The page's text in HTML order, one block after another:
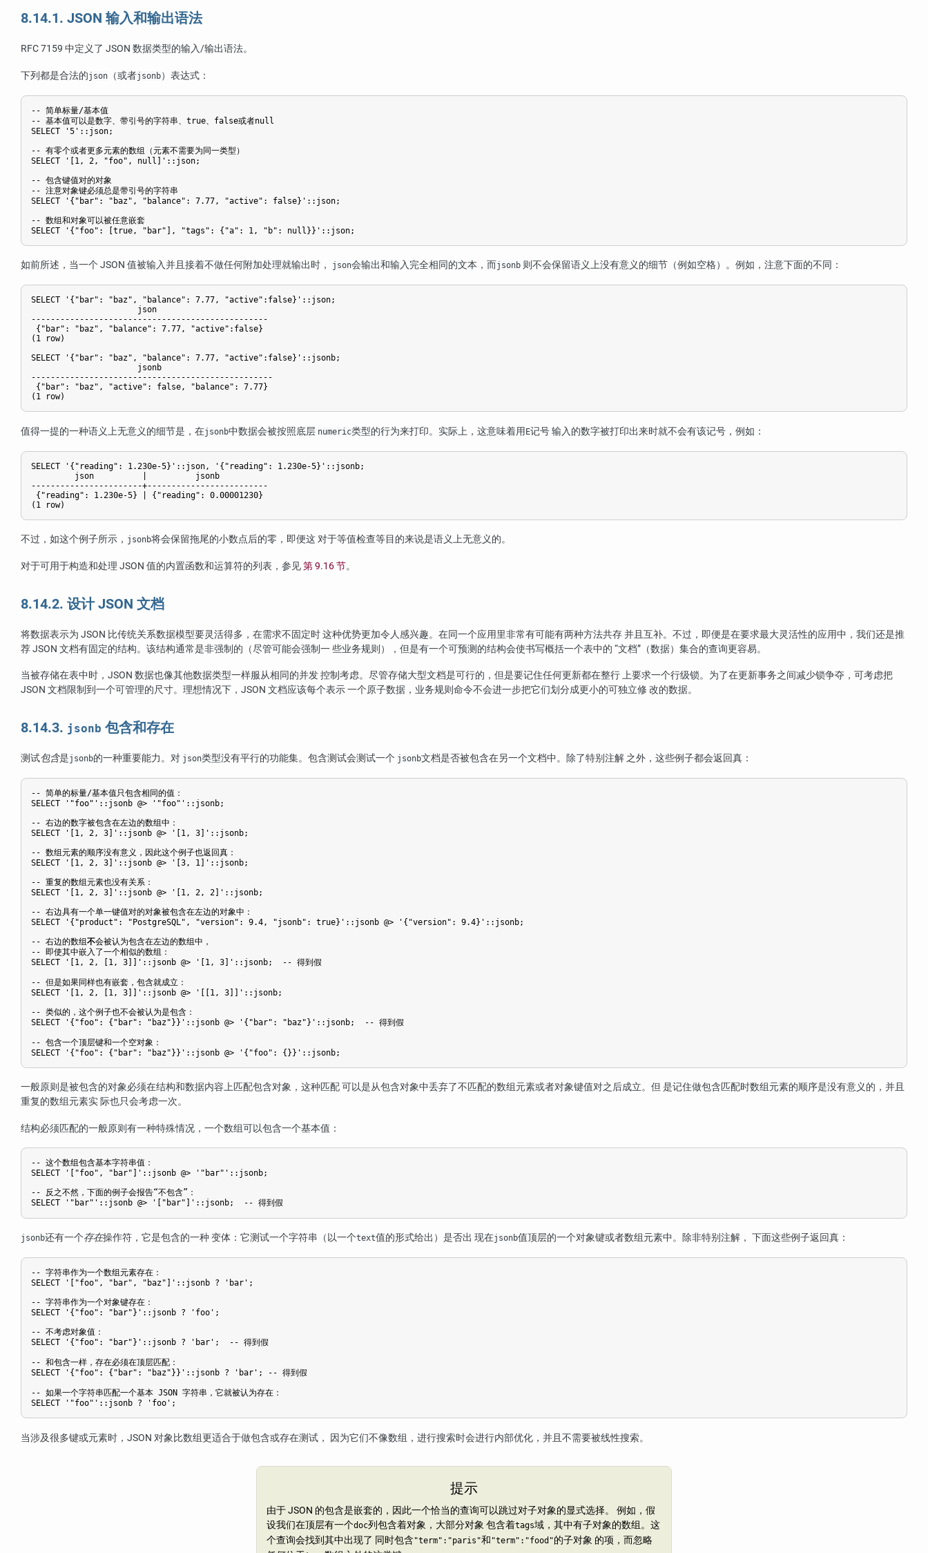
8.14.1. JSON 输入和输出语法
RFC7159 中定义了 JSON 数据类型的输入/输出语法。
下列都是合法的json （或者jsonb）表达式：
-- 简单标量/基本值
-- 基本值可以是数字、带引号的字符串、true、false或者null
SELECT '5'::json;
-- 有零个或者更多元素的数组（元素不需要为同一类型）
SELECT '[1, 2, "foo", null]'::json;
-- 包含键值对的对象
-- 注意对象键必须总是带引号的字符串
SELECT '{"bar": "baz", "balance": 7.77, "active": false}'::json;
-- 数组和对象可以被任意嵌套
如前所述，当一个 JSON 值被输入并且接着不做任何附加处理就输出时， json会输出和输入完全相同的文本，而jsonb 则不会保留语义上没有意义的细节（例如空格）。例如，注意下面的不同：
SELECT '{"bar": "baz", "balance": 7.77, "active":false}'::json;
                      json
-------------------------------------------------
{"bar": "baz", "balance": 7.77, "active":false}
(1 row)
SELECT '{"bar": "baz", "balance": 7.77, "active":false}'::jsonb;
                      jsonb
--------------------------------------------------
{"bar": "baz", "active": false, "balance": 7.77}
值得一提的一种语义上无意义的细节是，在jsonb中数据会被按照底层 numeric类型的行为来打印。实际上，这意味着用 E记号 输入的数字被打印出来时就不会有该记号，例如：
SELECT '{"reading": 1.230e-5}'::json, '{"reading": 1.230e-5}'::jsonb;
         json          |          jsonb
-----------------------+-------------------------
{"reading": 1.230e-5} | {"reading": 0.00001230}
不过，如这个例子所示， jsonb将会保留拖尾的小数点后的零，即便这 对于等值检查等目的来说是语义上无意义的。
对于可用于构造和处理 JSON 值的内置函数和运算符的列表，参见第 9.16 节。
8.14.2. 设计 JSON 文档
将数据表示为 JSON 比传统关系数据模型要灵活得多，在需求不固定时 这种优势更加令人感兴趣。在同一个应用里非常有可能有两种方法共存 并且互补。不过，即便是在要求最大灵活性的应用中，我们还是推
荐 JSON 文档有固定的结构。该结构通常是非强制的（尽管可能会强制一 些业务规则），但是有一个可预测的结构会使书写概括一个表中的 “文档” （数据）集合的查询更容易。
当被存储在表中时，JSON 数据也像其他数据类型一样服从相同的并发 控制考虑。尽管存储大型文档是可行的，但是要记住任何更新都在整行 上要求一个行级锁。为了在更新事务之间减少锁争夺，可考虑把
JSON 文档限制到一个可管理的尺寸。理想情况下，JSON 文档应该每个表示 一个原子数据，业务规则命令不会进一步把它们划分成更小的可独立修 改的数据。
8.14.3. jsonb 包含和存在
测试包含是jsonb的一种重要能力。对 json类型没有平行的功能集。包含测试会测试一个 jsonb文档是否被包含在另一个文档中。除了特别注解 之外，这些例子都会返回真：
-- 简单的标量/基本值只包含相同的值：
SELECT '"foo"'::jsonb @> '"foo"'::jsonb;
-- 右边的数字被包含在左边的数组中：
SELECT '[1, 2, 3]'::jsonb @> '[1, 3]'::jsonb;
-- 数组元素的顺序没有意义，因此这个例子也返回真：
SELECT '[1, 2, 3]'::jsonb @> '[3, 1]'::jsonb;
-- 重复的数组元素也没有关系：
SELECT '[1, 2, 3]'::jsonb @> '[1, 2, 2]'::jsonb;
-- 右边具有一个单一键值对的对象被包含在左边的对象中：
SELECT '{"product": "PostgreSQL", "version": 9.4, "jsonb": true}'::jsonb @> '{"version": 9.4}'::jsonb;
-- 右边的数组不会被认为包含在左边的数组中，
-- 即使其中嵌入了一个相似的数组：
SELECT '[1, 2, [1, 3]]'::jsonb @> '[1, 3]'::jsonb;  -- 得到假
-- 但是如果同样也有嵌套，包含就成立：
SELECT '[1, 2, [1, 3]]'::jsonb @> '[[1, 3]]'::jsonb;
-- 类似的，这个例子也不会被认为是包含：
SELECT '{"foo": {"bar": "baz"}}'::jsonb @> '{"bar": "baz"}'::jsonb;  -- 得到假
-- 包含一个顶层键和一个空对象：
一般原则是被包含的对象必须在结构和数据内容上匹配包含对象，这种匹配 可以是从包含对象中丢弃了不匹配的数组元素或者对象键值对之后成立。但 是记住做包含匹配时数组元素的顺序是没有意义的，并且
重复的数组元素实 际也只会考虑一次。
结构必须匹配的一般原则有一种特殊情况，一个数组可以包含一个基本值：
-- 这个数组包含基本字符串值：
SELECT '["foo", "bar"]'::jsonb @> '"bar"'::jsonb;
-- 反之不然，下面的例子会报告“不包含”：
jsonb还有一个存在操作符，它是包含的一种 变体：它测试一个字符串（以一个text值的形式给出）是否出 现在jsonb值顶层的一个对象键或者数组元素中。除非特别注解， 下面这些例子返回真：
-- 字符串作为一个数组元素存在：
SELECT '["foo", "bar", "baz"]'::jsonb ? 'bar';
-- 字符串作为一个对象键存在：
SELECT '{"foo": "bar"}'::jsonb ? 'foo';
-- 不考虑对象值：
SELECT '{"foo": "bar"}'::jsonb ? 'bar';  -- 得到假
-- 和包含一样，存在必须在顶层匹配：
SELECT '{"foo": {"bar": "baz"}}'::jsonb ? 'bar'; -- 得到假
-- 如果一个字符串匹配一个基本 JSON 字符串，它就被认为存在：
当涉及很多键或元素时，JSON 对象比数组更适合于做包含或存在测试， 因为它们不像数组，进行搜索时会进行内部优化，并且不需要被线性搜索。
提示
由于 JSON 的包含是嵌套的，因此一个恰当的查询可以跳过对子对象的显式选择。 例如，假
设我们在顶层有一个doc列包含着对象，大部分对象 包含着tags域，其中有子对象的数组。这
个查询会找到其中出现了 同时包含 "term":"paris"和 "term":"food"的子对象 的项，而忽略